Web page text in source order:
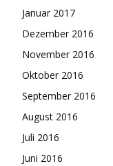
Januar 2017
Dezember 2016
November 2016
Oktober 2016
September 2016
August 2016
Juli 2016
Juni 2016